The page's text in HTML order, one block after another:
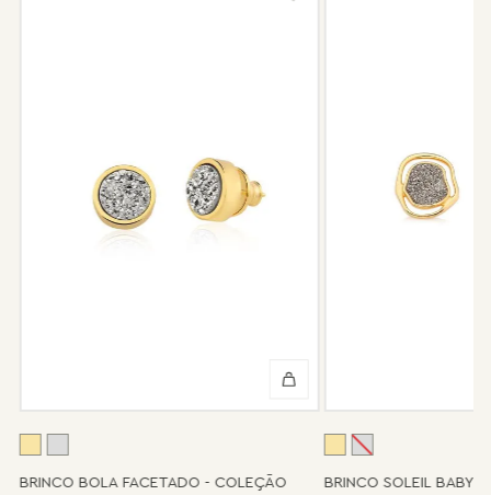
enviada novamente para a fábrica, e será cobrado apenas o
valor de custo do conserto e do frete.
Informe-se conosco sobre estes custos e sobre o prazo de
retorno, que pode variar conforme a região.
disposição para orientá-la e oferecer a melhor alternativa
BRINCO BOLA FACETADO - COLEÇÃO
BRINCO SOLEIL BABY -